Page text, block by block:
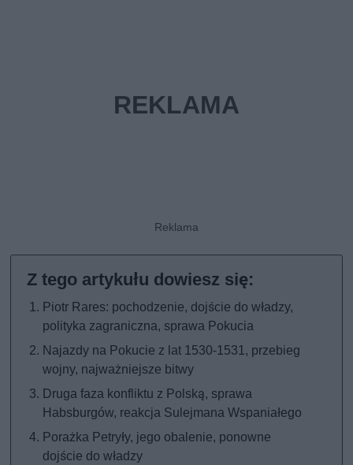
Piotr Rares: pochodzenie, dojście do władzy,
polityka zagraniczna, sprawa Pokucia
Najazdy na Pokucie z lat 1530-1531, przebieg
wojny, najważniejsze bitwy
Druga faza konfliktu z Polską, sprawa
Habsburgów, reakcja Sulejmana Wspaniałego
Porażka Petryły, jego obalenie, ponowne
dojście do władzy